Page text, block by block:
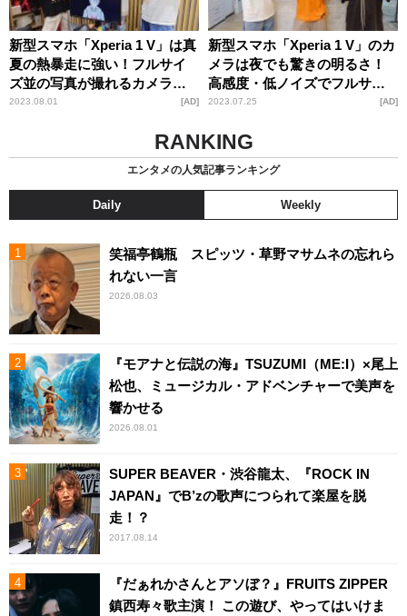
新型スマホ「Xperia 1 V」は真
夏の熱暴走に強い！フルサイ
ズ並の写真が撮れるカメラ機
能で夜景もバッチリ撮影
2023.08.01 AD
新型スマホ「Xperia 1 V」のカ
メラは夜でも驚きの明るさ！
高感度・低ノイズでフルサイ
ズ並の鮮明な撮影を実現
2023.07.25 AD
RANKING
エンタメの人気記事ランキング
Daily Weekly
笑福亭鶴瓶 スピッツ・草野マサムネの忘れら
れない一言
2026.08.03
『モアナと伝説の海』TSUZUMI（ME:I）×尾上
松也、ミュージカル・アドベンチャーで美声を
響かせる
2026.08.01
SUPER BEAVER・渋谷龍太、『ROCK IN
JAPAN』でB’zの歌声につられて楽屋を脱
走！？
2017.08.14
『だぁれかさんとアソぼ？』FRUITS ZIPPER
鎮西寿々歌主演！ この遊び、やってはいけま